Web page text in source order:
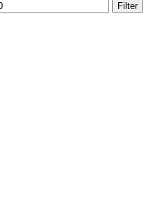
Filter